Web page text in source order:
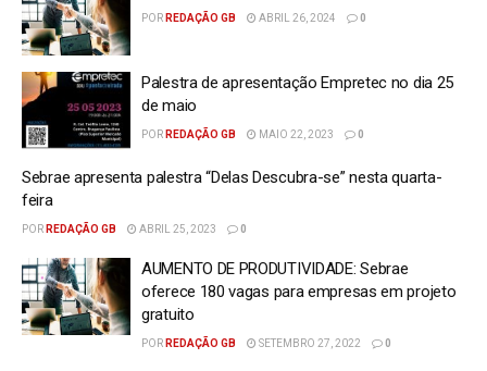
POR REDAÇÃO GB ABRIL 26, 2024 0
Palestra de apresentação Empretec no dia 25
de maio
POR REDAÇÃO GB MAIO 22, 2023 0
Sebrae apresenta palestra “Delas Descubra-se” nesta quarta-
feira
POR REDAÇÃO GB ABRIL 25, 2023 0
AUMENTO DE PRODUTIVIDADE: Sebrae
oferece 180 vagas para empresas em projeto
gratuito
POR REDAÇÃO GB SETEMBRO 27, 2022 0